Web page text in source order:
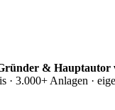
& Hauptautor
· 3.000+ Anlagen ·